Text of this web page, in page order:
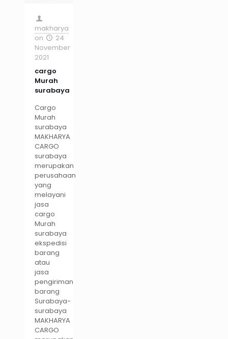
makharya
on
24
November
2021
cargo
Murah
surabaya
Cargo
Murah
surabaya
MAKHARYA
CARGO
surabaya
merupakan
perusahaan
yang
melayani
jasa
cargo
Murah
surabaya
ekspedisi
barang
atau
jasa
pengiriman
barang
Surabaya-
surabaya
MAKHARYA
CARGO